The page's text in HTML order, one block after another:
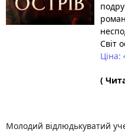
Світ
Ціна:
(
Молодий відлюдькуватий